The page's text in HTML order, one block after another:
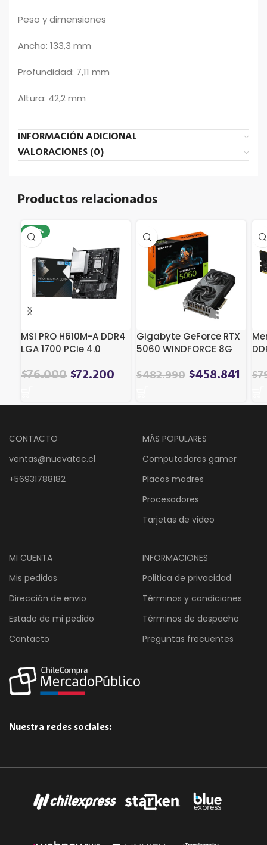
Peso y dimensiones
Ancho: 133,3 mm
Profundidad: 7,11 mm
Altura: 42,2 mm
INFORMACIÓN ADICIONAL
VALORACIONES (0)
Productos relacionados
-20%
MSI PRO H610M-A DDR4
LGA 1700 PCIe 4.0
El
original
$95.389.
$76.000El
actual
$72.200
Gigabyte GeForce RTX
5060 WINDFORCE 8G
$482.990 $458.841 $
CONTACTO
ventas@nuevatec.cl
+56931788182
MÁS POPULARES
Computadores gamer
Placas madres
Procesadores
Tarjetas de video
MI CUENTA
Mis pedidos
Dirección de envio
Estado de mi pedido
Contacto
INFORMACIONES
Politica de privacidad
Términos y condiciones
Términos de despacho
Preguntas frecuentes
Nuestra redes sociales: